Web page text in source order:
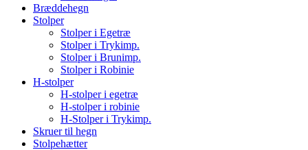
Bræddehegn
Stolper
Stolper i Egetræ
Stolper i Trykimp.
Stolper i Brunimp.
Stolper i Robinie
H-stolper
H-stolper i egetræ
H-stolper i robinie
H-Stolper i Trykimp.
Skruer til hegn
Stolpehætter